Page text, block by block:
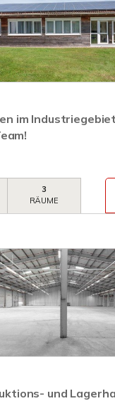
im
3
RÄUME
und